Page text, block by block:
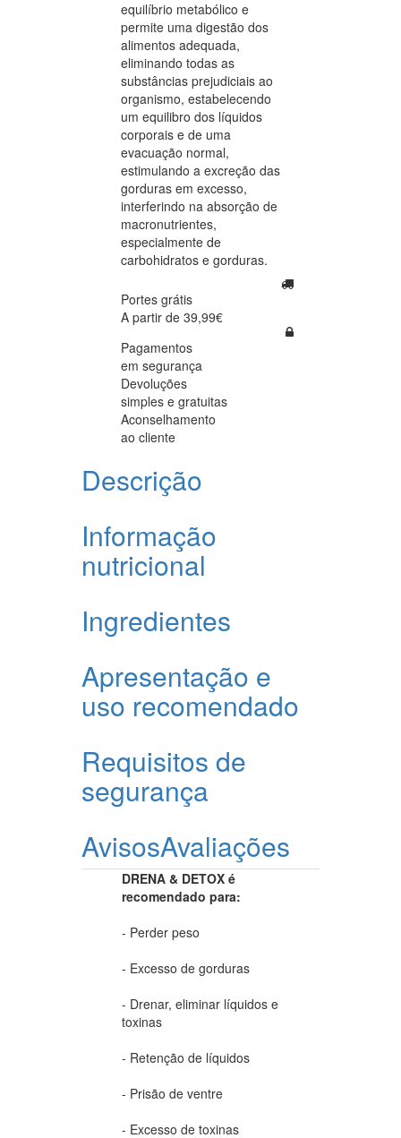
equilíbrio metabólico e
permite uma digestão dos
alimentos adequada,
eliminando todas as
substâncias prejudiciais ao
organismo, estabelecendo
um equilibro dos líquidos
corporais e de uma
evacuação normal,
estimulando a excreção das
gorduras em excesso,
interferindo na absorção de
macronutrientes,
especialmente de
carbohidratos e gorduras.
Portes grátis
A partir de 39,99€
Pagamentos
em segurança
Devoluções
simples e gratuitas
Aconselhamento
ao cliente
Descrição
Informação
nutricional
Ingredientes
Apresentação e
uso recomendado
Requisitos de
segurança
AvisosAvaliações
DRENA & DETOX é
recomendado para:
- Perder peso
- Excesso de gorduras
- Drenar, eliminar líquidos e
toxinas
- Retenção de líquidos
- Prisão de ventre
- Excesso de toxinas